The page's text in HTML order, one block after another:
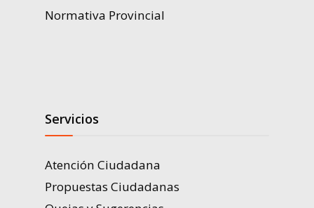
Normativa Provincial
Servicios
Atención Ciudadana
Propuestas Ciudadanas